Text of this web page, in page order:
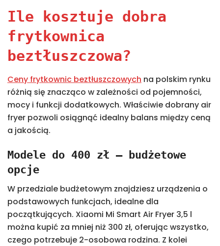
Ile kosztuje dobra
frytkownica
beztłuszczowa?
Ceny frytkownic beztłuszczowych na polskim rynku
różnią się znacząco w zależności od pojemności,
mocy i funkcji dodatkowych. Właściwie dobrany air
fryer pozwoli osiągnąć idealny balans między ceną
a jakością.
Modele do 400 zł – budżetowe
opcje
W przedziale budżetowym znajdziesz urządzenia o
podstawowych funkcjach, idealne dla
początkujących. Xiaomi Mi Smart Air Fryer 3,5 l
można kupić za mniej niż 300 zł, oferując wszystko,
czego potrzebuje 2-osobowa rodzina. Z kolei